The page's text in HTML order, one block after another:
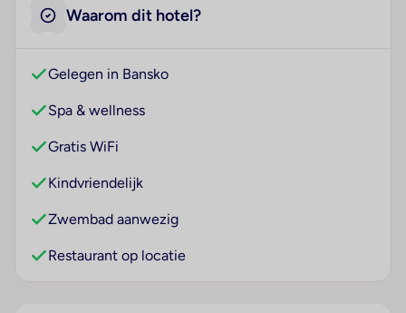
Waarom dit hotel?
Gelegen in Bansko
Spa & wellness
Gratis WiFi
Kindvriendelijk
Zwembad aanwezig
Restaurant op locatie